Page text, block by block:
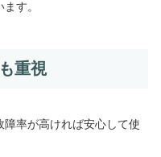
す。
重視
率が高ければ安心して使